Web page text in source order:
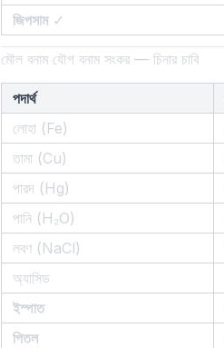
জিপসাম✓
মৌল বনাম যৌগ বনাম সংকর — চিনার চাবি
পদার্থ
লোহা (Fe)
তামা (Cu)
পারদ (Hg)
পানি (H₂O)
লবণ (NaCl)
অ্যাসিড
ইস্পাত
পিতল